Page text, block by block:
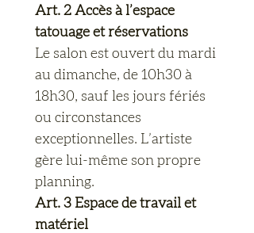
Art. 2 Accès à l’espace
tatouage et réservations
Le salon est ouvert du mardi
au dimanche, de 10h30 à
18h30, sauf les jours fériés
ou circonstances
exceptionnelles. L’artiste
gère lui-même son propre
planning.
Art. 3 Espace de travail et
matériel